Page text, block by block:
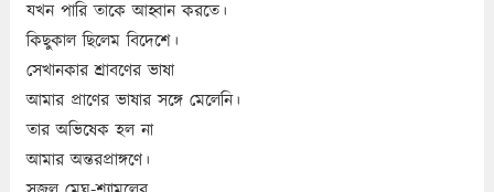
যখন পারি তাকে আহ্বান করতে।
কিছুকাল ছিলেম বিদেশে।
সেখানকার শ্রাবণের ভাষা
আমার প্রাণের ভাষার সঙ্গে মেলেনি।
তার অভিষেক হল না
আমার অন্তরপ্রাঙ্গণে।